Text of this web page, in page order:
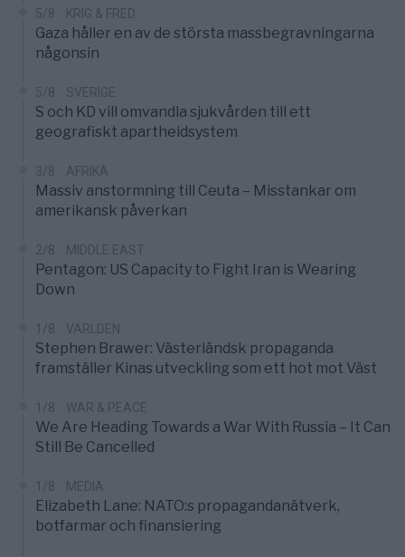
5/8 KRIG & FRED
Gaza håller en av de största massbegravningarna
någonsin
5/8 SVERIGE
S och KD vill omvandla sjukvården till ett
geografiskt apartheidsystem
3/8 AFRIKA
Massiv anstormning till Ceuta – Misstankar om
amerikansk påverkan
2/8 MIDDLE EAST
Pentagon: US Capacity to Fight Iran is Wearing
Down
1/8 VÄRLDEN
Stephen Brawer: Västerländsk propaganda
framställer Kinas utveckling som ett hot mot Väst
1/8 WAR & PEACE
We Are Heading Towards a War With Russia – It Can
Still Be Cancelled
1/8 MEDIA
Elizabeth Lane: NATO:s propagandanätverk,
botfarmar och finansiering